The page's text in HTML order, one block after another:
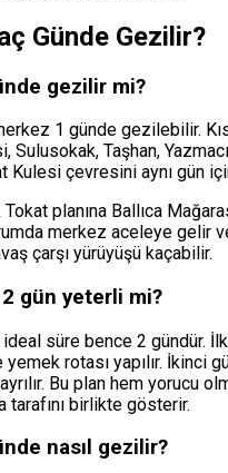
Günde Gezilir?
gezilir mi?
1 günde gezilebilir.
Sulusokak, Taşhan,
Kulesi çevresini aynı gün
planına Ballıca
merkez aceleye gelir
çarşı yürüyüşü kaçabilir.
gün yeterli mi?
süre bence 2 gündür.
yemek rotası yapılır. İkinci
Bu plan hem yorucu
tarafını birlikte gösterir.
nasıl gezilir?